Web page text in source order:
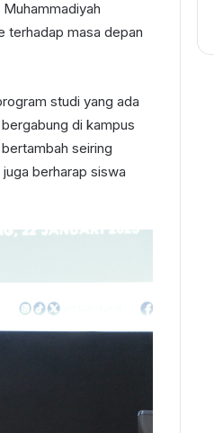
terhadap masa depan
studi yang ada
di kampus
seiring
berharap siswa